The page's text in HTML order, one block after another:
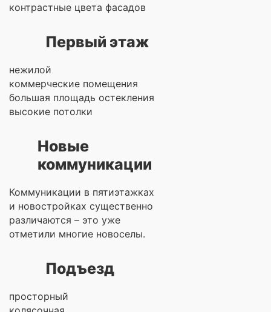
контрастные цвета фасадов
Первый этаж
нежилой
коммерческие помещения
большая площадь остекления
высокие потолки
Новые
коммуникации
Коммуникации в пятиэтажках
и новостройках существенно
различаются – это уже
отметили многие новоселы.
Подъезд
просторный